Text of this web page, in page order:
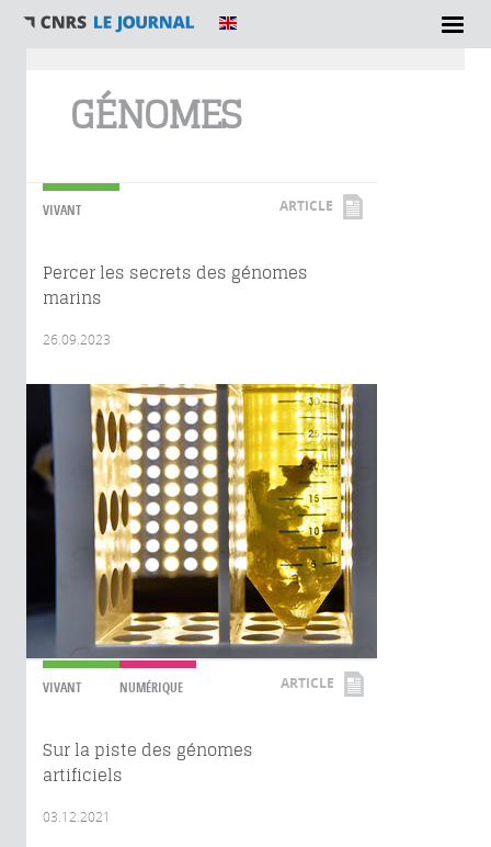
GÉNOMES
VIVANT ARTICLE
Percer les secrets des génomes
marins
26.09.2023
VIVANT NUMÉRIQUE ARTICLE
Sur la piste des génomes
artificiels
03.12.2021